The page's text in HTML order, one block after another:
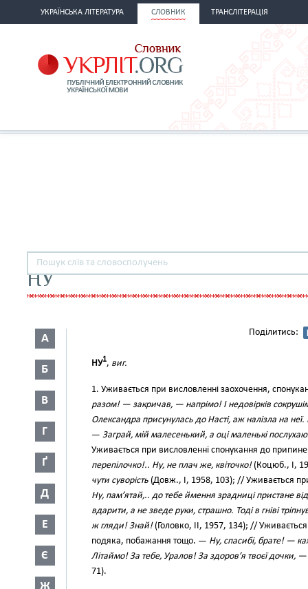
УКРАЇНСЬКА ЛІТЕРАТУРА СЛОВНИК ТРАНСЛІТЕРАЦІЯ
НУ
А
Б
В
Г
Ґ
Д
Е
Є
Поділитись:
НУ1, виг.
1. Уживається при висловленні заохочення,
разом! — закричав, — напрімо! І недовірків
Олександра присунулась до Насті, аж налізла на неї.
— Заграй, мій малесенький, а оці маленькі
Уживається при висловленні спонукання до
перепілочко!.. Ну, не плач же, квіточко!(Коцюб., І,
чути суворість (Довж., І, 1958, 103); // Уживається
Ну, пам’ятай,.. до тебе ймення зрадниці пристане від
вдарити, а не зведе руки, страшно. Тоді в гніві
ж гляди! Знай!(Головко, II, 1957, 134); //
подяка, побажання тощо. — Ну, спасибі, брате! —
Літаймо! За тебе, Уралов! За здоров’я твоєї дочки, —
71).